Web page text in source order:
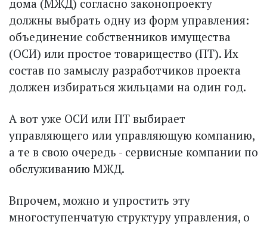
дома (МЖД) согласно законопроекту
должны выбрать одну из форм управления:
объединение собственников имущества
(ОСИ) или простое товарищество (ПТ). Их
состав по замыслу разработчиков проекта
должен избираться жильцами на один год.
А вот уже ОСИ или ПТ выбирает
управляющего или управляющую компанию,
а те в свою очередь - сервисные компании по
обслуживанию МЖД.
Впрочем, можно и упростить эту
многоступенчатую структуру управления, о